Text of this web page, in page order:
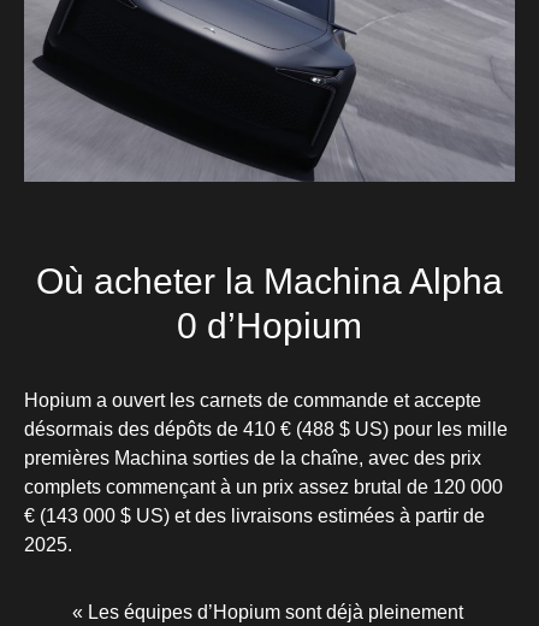
Où acheter la Machina Alpha
0 d’Hopium
Hopium a ouvert les carnets de commande et accepte
désormais des dépôts de 410 € (488 $ US) pour les mille
premières Machina sorties de la chaîne, avec des prix
complets commençant à un prix assez brutal de 120 000
€ (143 000 $ US) et des livraisons estimées à partir de
2025.
« Les équipes d’Hopium sont déjà pleinement